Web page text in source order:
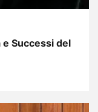
Successi del